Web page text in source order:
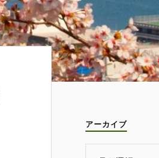
アーカイブ